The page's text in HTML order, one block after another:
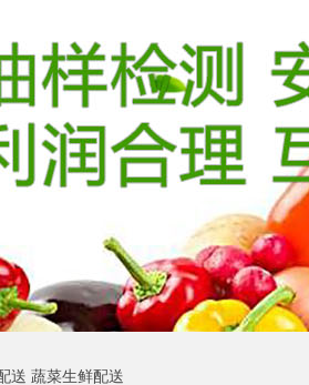
送 蔬菜生鲜配送